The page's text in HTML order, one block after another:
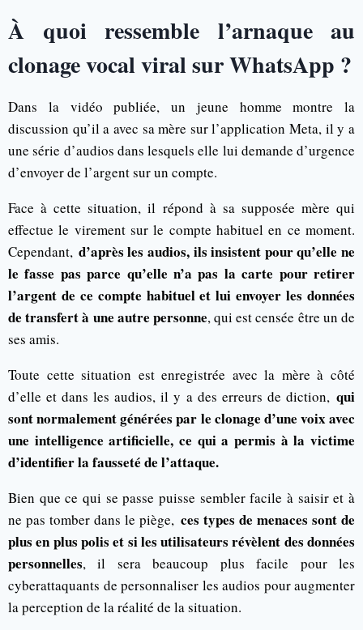
À quoi ressemble l’arnaque au
clonage vocal viral sur WhatsApp ?
Dans la vidéo publiée, un jeune homme montre la
discussion qu’il a avec sa mère sur l’application Meta, il y a
une série d’audios dans lesquels elle lui demande d’urgence
d’envoyer de l’argent sur un compte.
Face à cette situation, il répond à sa supposée mère qui
effectue le virement sur le compte habituel en ce moment.
Cependant, d’après les audios, ils insistent pour qu’elle ne
le fasse pas parce qu’elle n’a pas la carte pour retirer
l’argent de ce compte habituel et lui envoyer les données
de transfert à une autre personne, qui est censée être un de
ses amis.
Toute cette situation est enregistrée avec la mère à côté
d’elle et dans les audios, il y a des erreurs de diction, qui
sont normalement générées par le clonage d’une voix avec
une intelligence artificielle, ce qui a permis à la victime
d’identifier la fausseté de l’attaque.
Bien que ce qui se passe puisse sembler facile à saisir et à
ne pas tomber dans le piège, ces types de menaces sont de
plus en plus polis et si les utilisateurs révèlent des données
personnelles, il sera beaucoup plus facile pour les
cyberattaquants de personnaliser les audios pour augmenter
la perception de la réalité de la situation.